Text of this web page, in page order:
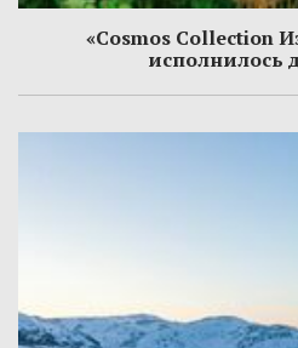
«Cosmos Collection
исполнилось